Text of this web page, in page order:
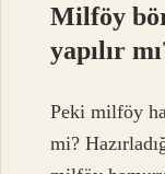
Milföy
yapılır
Peki milföy
mi?